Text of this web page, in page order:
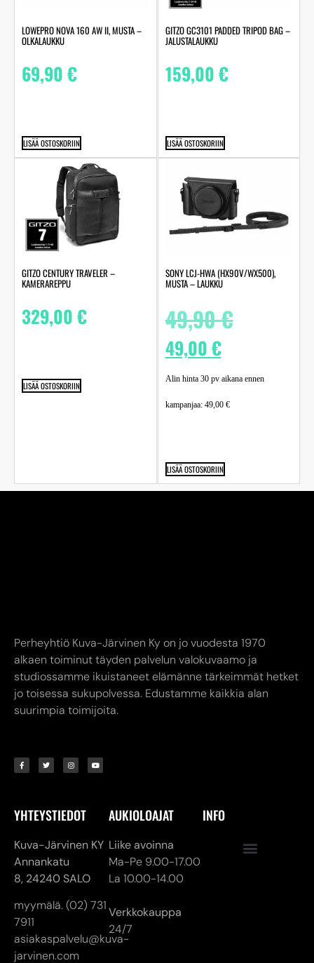
LOWEPRO NOVA 160 AW II, MUSTA –
OLKALAUKKU
69,90€
LISÄÄ OSTOSKORIIN
GITZO GC3101 PADDED TRIPOD BAG –
JALUSTALAUKKU
159,00€
LISÄÄ OSTOSKORIIN
GITZO CENTURY TRAVELER –
KAMERAREPPU
329,00€
LISÄÄ OSTOSKORIIN
SONY LCJ-HWA (HX90V/WX500),
MUSTA – LAUKKU
49,90€
49,00€
Alin hinta 30 pv aikana ennen
kampanjaa: 49,00 €
LISÄÄ OSTOSKORIIN
Perheyhtiö Kuva-Järvinen Ky on jo vuodesta 1970
alkaen toiminut täyden palvelun valokuvaamo ja
studiossamme ikuistaneet elämänne tärkeimmät hetket
jo toisessa sukupolvessa. Edustamme kaikkia alan
suurimpia toimijoita.
YHTEYSTIEDOT
Kuva-Järvinen KY
Annankatu
8, 24240 SALO
myymälä. (02) 731
7911
asiakaspalvelu@kuva-
jarvinen.com
AUKIOLOAJAT
Liike avoinna
Ma-Pe 9.00-17.00
La 10.00-14.00
Verkkokauppa
24/7
INFO